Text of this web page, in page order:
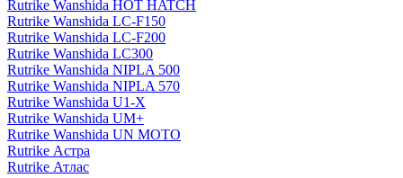
Rutrike Wanshida HOT HATCH
Rutrike Wanshida LC-F150
Rutrike Wanshida LC-F200
Rutrike Wanshida LC300
Rutrike Wanshida NIPLA 500
Rutrike Wanshida NIPLA 570
Rutrike Wanshida U1-X
Rutrike Wanshida UM+
Rutrike Wanshida UN MOTO
Rutrike Астра
Rutrike Атлас